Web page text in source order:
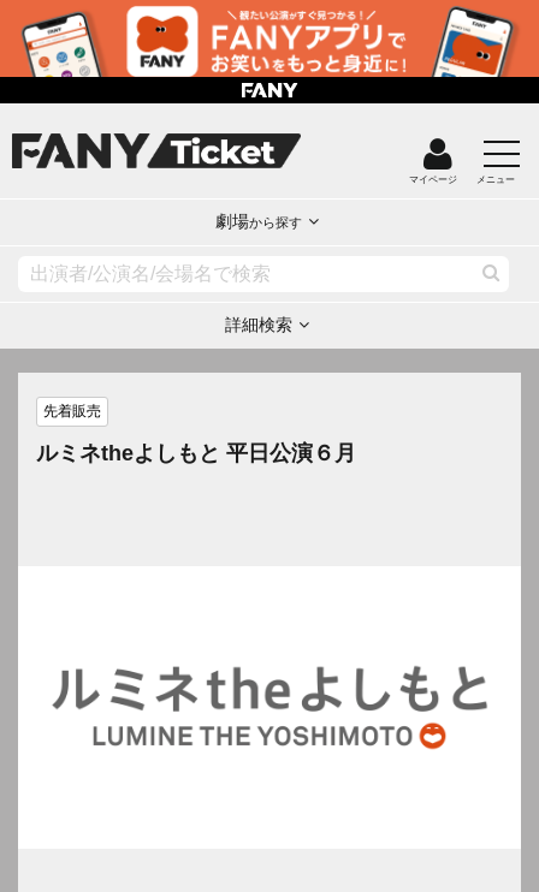
マイページ メニュー
劇場から探す
詳細検索
先着販売
ルミネtheよしもと 平日公演６月